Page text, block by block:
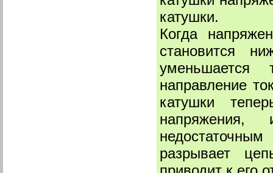
катушки.
Когда
становится
направление
катушки
разрывает